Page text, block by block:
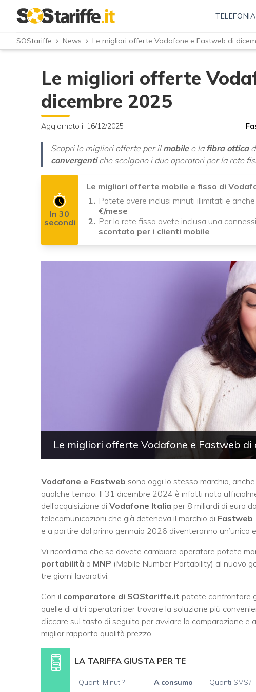
SOStariffe News Le migliori offerte Vodafone e Fastweb di
Le migliori offerte
dicembre 2025
Aggiornato il 16/12/2025
Scopri le migliori offerte per ilmobilee la fibra ottica
convergentiche scelgono i due operatori per la rete
In 30
secondi
Le migliori offerte mobile e fisso di
Potete avere inclusi minuti illimitati e anche
€/mese
Per la rete fissa avete inclusa una
scontato per i clienti mobile
Le migliori offerte Vodafone e Fastweb di
Vodafone e Fastweb sono oggi lo stesso marchio,
qualche tempo. Il 31 dicembre 2024 è infatti nato
dell’acquisizione di Vodafone Italia per 8 miliardi di euro
telecomunicazioni che già deteneva il marchio di Fastweb
e a partire dal primo gennaio 2026 diventeranno un’unica
Vi ricordiamo che se dovete cambiare operatore potete
portabilità o MNP (Mobile Number Portability) al nuovo
tre giorni lavorativi.
Con il comparatore di SOStariffe.it potete confrontare
quelle di altri operatori per trovare la soluzione più
cliccare sul tasto di seguito per avviare la comparazione
miglior rapporto qualità prezzo.
LA TARIFFA GIUSTA PER TE
Quanti Minuti? A consumo Quanti SMS?